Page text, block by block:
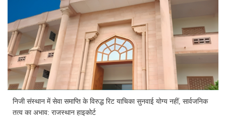
निजी संस्थान में सेवा समाप्ति के विरुद्ध रिट याचिका सुनवाई योग्य नहीं, सार्वजनिक
तत्व का अभाव: राजस्थान हाइकोर्ट